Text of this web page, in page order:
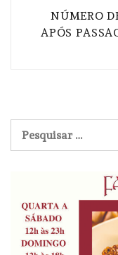
NÚMERO
APÓS